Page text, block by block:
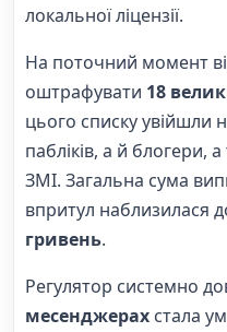
локальної ліцензії.
На поточний момент
оштрафувати 18
цього списку увійшли
пабліків, а й блогери,
ЗМІ. Загальна сума
впритул наблизилася
гривень.
Регулятор системно
месенджерах стала